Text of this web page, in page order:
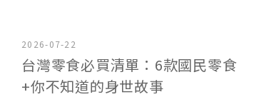
2026-07-22
台灣零食必買清單：6款國民零食
+你不知道的身世故事